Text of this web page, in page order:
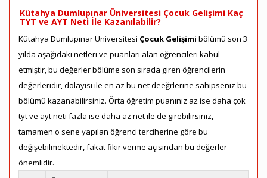
Kütahya Dumlupınar Üniversitesi Çocuk Gelişimi Kaç
TYT ve AYT Neti İle Kazanılabilir?
Kütahya Dumlupınar Üniversitesi Çocuk Gelişimi bölümü son 3
yılda aşağıdaki netleri ve puanları alan öğrencileri kabul
etmiştir, bu değerler bölüme son sırada giren öğrencilerin
değerleridir, dolayısı ile en az bu net deeğrlerine sahipseniz bu
bölümü kazanabilirsiniz. Örta öğretim puanınız az ise daha çok
tyt ve ayt neti fazla ise daha az net ile de girebilirsiniz,
tamamen o sene yapılan öğrenci terciherine göre bu
değişebilmektedir, fakat fikir verme açısından bu değerler
önemlidir.